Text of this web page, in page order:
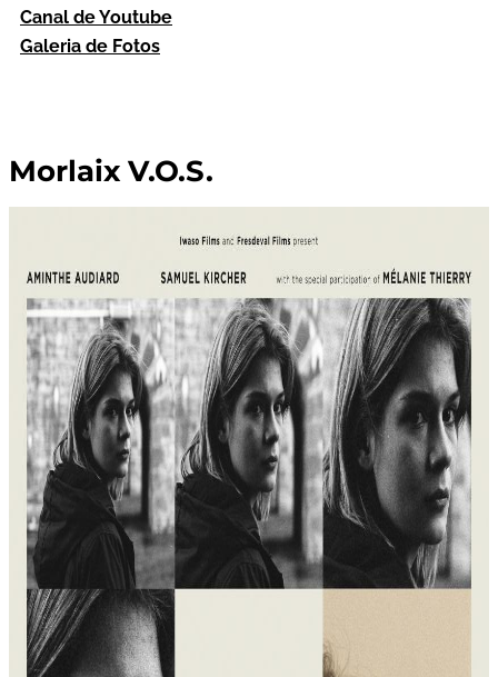
Canal de Youtube
Galeria de Fotos
Morlaix V.O.S.